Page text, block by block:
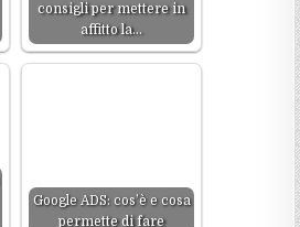
consigli per mettere in
affitto la…
Google ADS: cos’è e cosa
permette di fare